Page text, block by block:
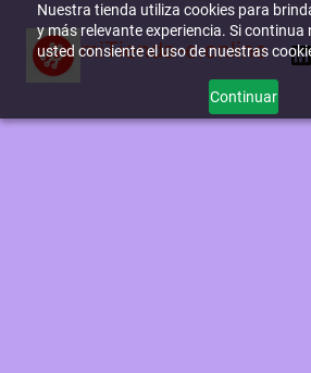
Nuestra tienda utiliza cookies para
y más relevante experiencia. Si continua
usted consiente el uso de nuestras
Continuar
miTienda-e.online